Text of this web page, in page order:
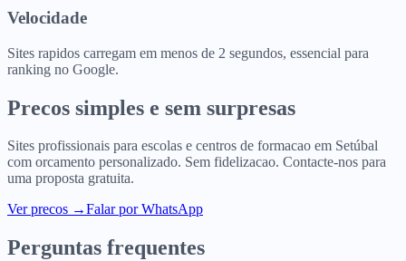
Velocidade
Sites rapidos carregam em menos de 2 segundos, essencial para
ranking no Google.
Precos simples e sem surpresas
Sites profissionais para escolas e centros de formacao em Setúbal
com orcamento personalizado. Sem fidelizacao. Contacte-nos para
uma proposta gratuita.
Ver precos →Falar por WhatsApp
Perguntas frequentes